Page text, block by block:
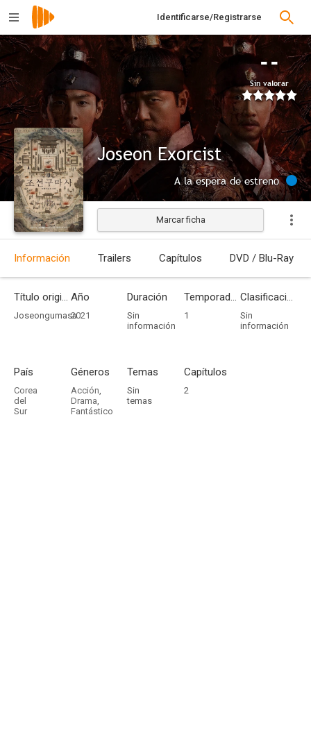
Identificarse/Registrarse
--
Sin valorar
Joseon Exorcist
A la espera de estreno
Marcar ficha
Información Trailers Capítulos DVD / Blu-Ray
Título original
Joseongumasa
Año
2021
Duración
Sin
información
Temporadas
1
Clasificación por edades
Sin
información
País
Corea
del
Sur
Géneros
Acción,
Drama,
Fantástico
Temas
Sin
temas
Capítulos
2